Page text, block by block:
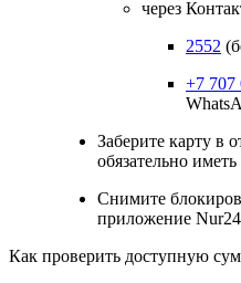
через
2552
+7 707
Заберите карту в
обязательно
Снимите
приложение
Как проверить доступную